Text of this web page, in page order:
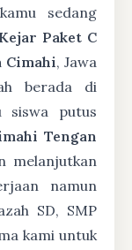
sedang
Paket C
Cimahi, Jawa
berada di
siswa putus
Tengan
melanjutkan
namun
SD, SMP
kami untuk